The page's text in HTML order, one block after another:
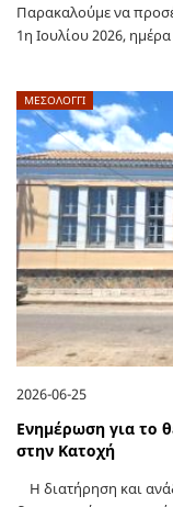
Παρακαλούμε να
1η Ιουλίου 2026,
ΜΕΣΟΛΟΓΓΙ
2026-06-25
Ενημέρωση για το
στην Κατοχή
Η διατήρηση και